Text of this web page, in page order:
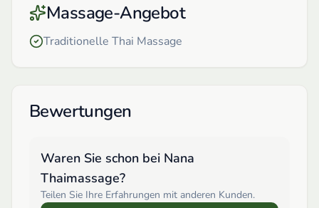
Massage-Angebot
Traditionelle Thai Massage
Bewertungen
Waren Sie schon bei Nana
Thaimassage?
Teilen Sie Ihre Erfahrungen mit anderen Kunden.